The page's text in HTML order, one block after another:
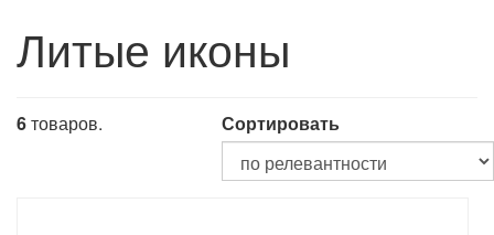
Литые иконы
6товаров. Сортировать